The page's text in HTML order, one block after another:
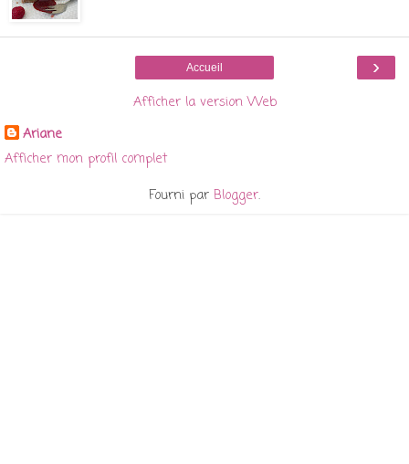
›
Accueil
Afficher la version Web
Ariane
Afficher mon profil complet
Fourni par Blogger.